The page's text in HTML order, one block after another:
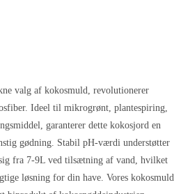
valg af kokosmuld, revolutionerer
Ideel til mikrogrønt, plantespiring,
garanterer dette kokosjord en
gødning. Stabil pH-værdi understøtter
fra 7-9L ved tilsætning af vand, hvilket
løsning for din have. Vores kokosmuld